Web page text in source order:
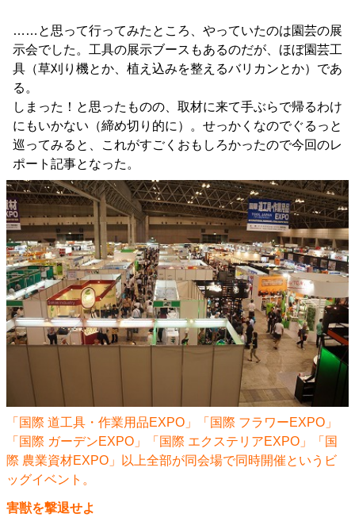
……と思って行ってみたところ、やっていたのは園芸の展
示会でした。工具の展示ブースもあるのだが、ほぼ園芸工
具（草刈り機とか、植え込みを整えるバリカンとか）であ
る。
しまった！と思ったものの、取材に来て手ぶらで帰るわけ
にもいかない（締め切り的に）。せっかくなのでぐるっと
巡ってみると、これがすごくおもしろかったので今回のレ
ポート記事となった。
「国際 道工具・作業用品EXPO」「国際 フラワーEXPO」
「国際 ガーデンEXPO」「国際 エクステリアEXPO」「国
際 農業資材EXPO」以上全部が同会場で同時開催というビ
ッグイベント。
害獣を撃退せよ